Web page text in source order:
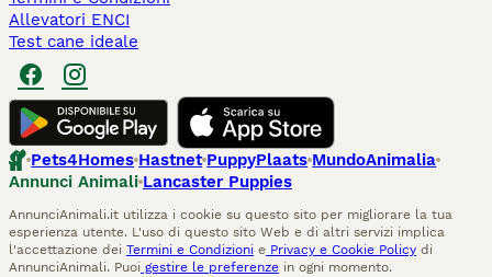
Allevatori ENCI
Test cane ideale
Pets4Homes Hastnet PuppyPlaats MundoAnimalia
Annunci Animali Lancaster Puppies
AnnunciAnimali.it utilizza i cookie su questo sito per migliorare la tua
esperienza utente. L'uso di questo sito Web e di altri servizi implica
l'accettazione dei Termini e Condizioni e Privacy e Cookie Policy di
AnnunciAnimali. Puoi gestire le preferenze in ogni momento.